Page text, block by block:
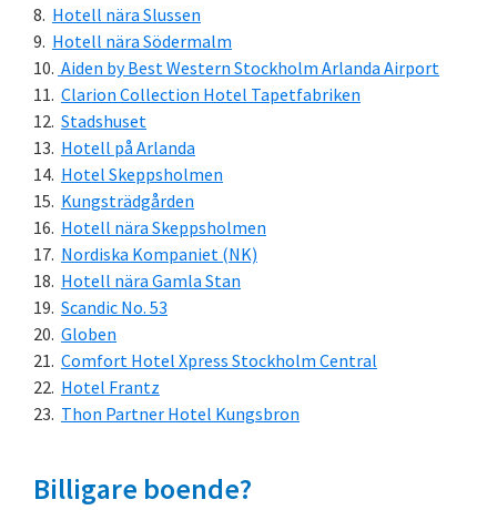
Hotell nära Slussen
Hotell nära Södermalm
Aiden by Best Western Stockholm Arlanda Airport
Clarion Collection Hotel Tapetfabriken
Stadshuset
Hotell på Arlanda
Hotel Skeppsholmen
Kungsträdgården
Hotell nära Skeppsholmen
Nordiska Kompaniet (NK)
Hotell nära Gamla Stan
Scandic No. 53
Globen
Comfort Hotel Xpress Stockholm Central
Hotel Frantz
Thon Partner Hotel Kungsbron
Billigare boende?